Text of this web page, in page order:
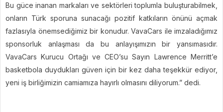
Bu güce inanan markaları ve sektörleri toplumla buluşturabilmek,
onların Türk sporuna sunacağı pozitif katkıların önünü açmak
fazlasıyla önemsediğimiz bir konudur. VavaCars ile imzaladığımız
sponsorluk anlaşması da bu anlayışımızın bir yansımasıdır.
VavaCars Kurucu Ortağı ve CEO’su Sayın Lawrence Merritt’e
basketbola duydukları güven için bir kez daha teşekkür ediyor,
yeni iş birliğimizin camiamıza hayırlı olmasını diliyorum.” dedi.